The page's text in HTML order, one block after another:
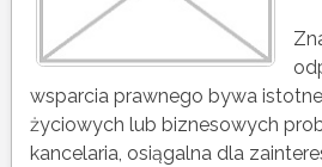
wsparcia prawnego bywa
życiowych lub biznesowych
kancelaria, osiągalna dla